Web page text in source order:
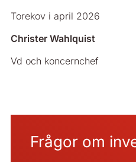
Torekov i april 2026
Christer Wahlquist
Vd och koncernchef
Frågor om